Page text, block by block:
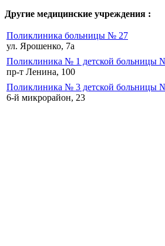
Другие медицинские учреждения :
Поликлиника больницы № 27
ул. Ярошенко, 7а
Поликлиника № 1 детской больницы
пр-т Ленина, 100
Поликлиника № 3 детской больницы
6-й микрорайон, 23